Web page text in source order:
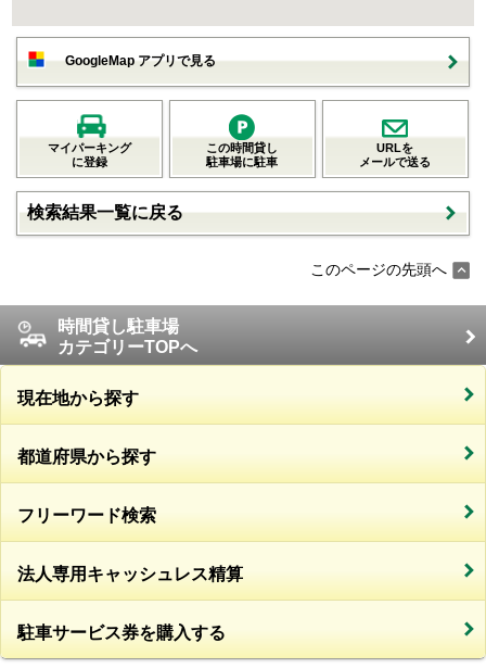
GoogleMap アプリで見る
マイパーキング
に登録
この時間貸し
駐車場に駐車
URLを
メールで送る
検索結果一覧に戻る
このページの先頭へ
時間貸し駐車場
カテゴリーTOPへ
現在地から探す
都道府県から探す
フリーワード検索
法人専用キャッシュレス精算
駐車サービス券を購入する